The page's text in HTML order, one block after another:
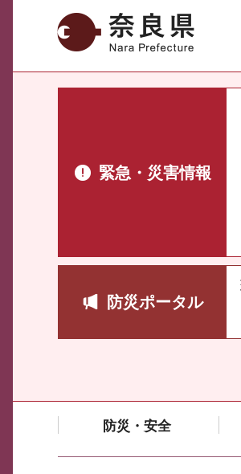
奈良県
緊急・災害情報
防災ポータル
防災・安全